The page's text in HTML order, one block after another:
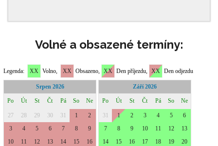
Volné a obsazené termíny: